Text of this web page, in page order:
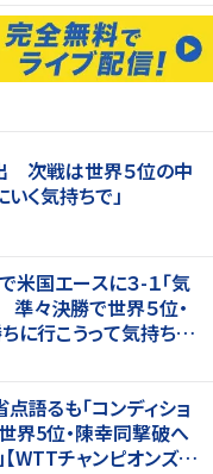
次戦は世界５位の中
く気持ちで」
米国エースに３-１「気
々決勝で世界５位・
に行こうって気持ちが
ズ横浜
語るも「コンディショ
界5位・陳幸同撃破へ
WTTチャンピオンズ横